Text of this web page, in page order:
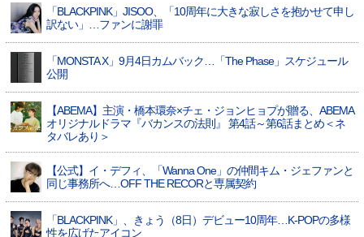
「BLACKPINK」JISOO、「10周年に大きな寂しさを抱かせて申し
訳ない」…ファンに謝罪
「MONSTA X」9月4日カムバック…「The Phase」スケジュール
公開
【ABEMA】主演・橋本環奈×チェ・ジョンヒョプが贈る、ABEMA
オリジナルドラマ『バカンスの法則』 第4話～第6話まとめ＜ネ
タバレあり＞
【公式】イ・デフィ、「Wanna One」の仲間キム・ジェファンと
同じ事務所へ…OFF THE RECORと専属契約
「BLACKPINK」、きょう（8日）デビュー10周年…K-POPの多様
性を広げたアイコン